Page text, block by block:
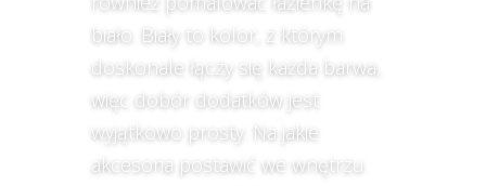
biało. Biały to kolor, z którym
doskonale łączy się każda barwa,
więc dobór dodatków jest
wyjątkowo prosty. Na jakie
akcesoria postawić we wnętrzu